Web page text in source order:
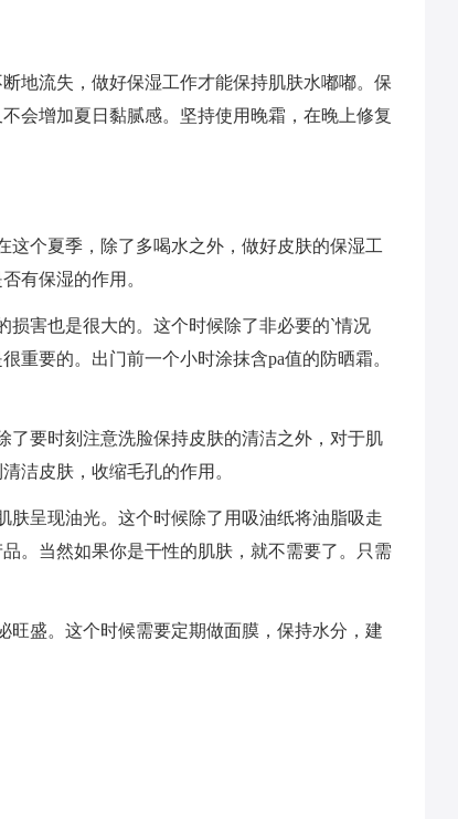
地流失，做好保湿工作才能保持肌肤水嘟嘟。保
会增加夏日黏腻感。坚持使用晚霜，在晚上修复
这个夏季，除了多喝水之外，做好皮肤的保湿工
有保湿的作用。
损害也是很大的。这个时候除了非必要的`情况
重要的。出门前一个小时涂抹含pa值的防晒霜。
了要时刻注意洗脸保持皮肤的清洁之外，对于肌
洁皮肤，收缩毛孔的作用。
肤呈现油光。这个时候除了用吸油纸将油脂吸走
。当然如果你是干性的肌肤，就不需要了。只需
旺盛。这个时候需要定期做面膜，保持水分，建